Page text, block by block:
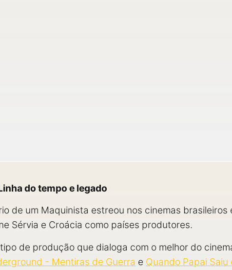
do tempo e legado
de um Maquinista estreou nos cinemas
Sérvia e Croácia como países produtores.
de produção que dialoga com o melhor do
- Mentiras de Guerra e Quando Papai